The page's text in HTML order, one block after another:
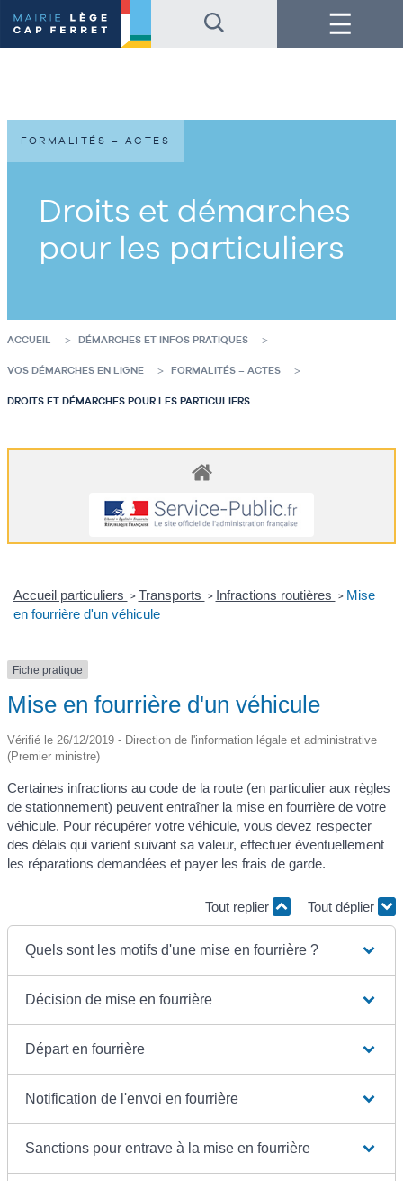
au
contenu
de
au
pied
de
Menu
Droits et démarches
pour les particuliers
FORMALITÉS – ACTES
ACCUEIL DÉMARCHES ET INFOS PRATIQUES
VOS DÉMARCHES EN LIGNE FORMALITÉS – ACTES
DROITS ET DÉMARCHES POUR LES PARTICULIERS
Accueil particuliers > Transports > Infractions routières > Mise
en fourrière d'un véhicule
Fiche pratique
Mise en fourrière d'un véhicule
Vérifié le 26/12/2019 - Direction de l'information légale et administrative
(Premier ministre)
Certaines infractions au code de la route (en particulier aux règles
de stationnement) peuvent entraîner la mise en fourrière de votre
véhicule. Pour récupérer votre véhicule, vous devez respecter
des délais qui varient suivant sa valeur, effectuer éventuellement
les réparations demandées et payer les frais de garde.
Tout replier Tout déplier
Quels sont les motifs d'une mise en fourrière ?
Décision de mise en fourrière
Départ en fourrière
Notification de l'envoi en fourrière
Sanctions pour entrave à la mise en fourrière